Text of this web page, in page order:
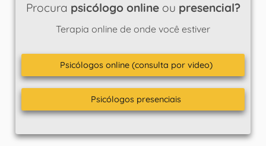
Procura psicólogo onlineou presencial?
Terapia online de onde você estiver
Psicólogos online (consulta por video)
Psicólogos presenciais